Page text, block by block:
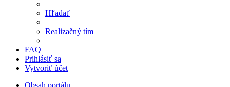
Hľadať
Realizačný tím
FAQ
Prihlásiť sa
Vytvoriť účet